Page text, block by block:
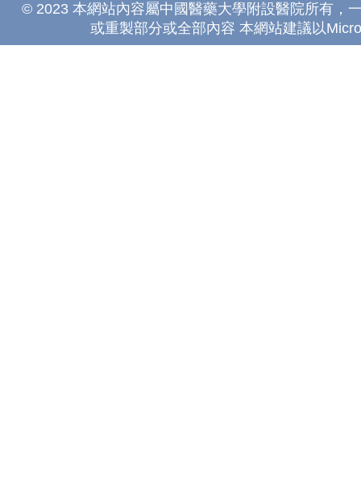
© 2023 本網站內容屬中國醫藥大學附設醫院所有，
或重製部分或全部內容 本網站建議以